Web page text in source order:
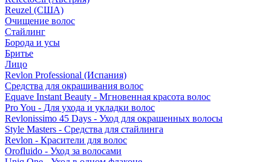
Reuzel (США)
Очищение волос
Стайлинг
Борода и усы
Бритье
Лицо
Revlon Professional (Испания)
Средства для окрашивания волос
Equave Instant Beauty - Мгновенная красота волос
Pro You - Для ухода и укладки волос
Revlonissimo 45 Days - Уход для окрашенных волосы
Style Masters - Средства для стайлинга
Revlon - Красители для волос
Orofluido - Уход за волосами